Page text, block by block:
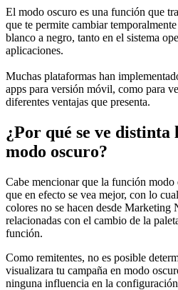
El modo oscuro es una función que
que te permite cambiar
blanco a negro, tanto en el sistema
aplicaciones.
Muchas plataformas han
apps para versión móvil, como para
diferentes ventajas que presenta.
¿Por qué se ve distinta
modo oscuro?
Cabe mencionar que la función modo
que en efecto se vea mejor, con lo
colores no se hacen desde Marketing
relacionadas con el cambio de la
función.
Como remitentes, no es posible
visualizara tu campaña en modo
ninguna influencia en la